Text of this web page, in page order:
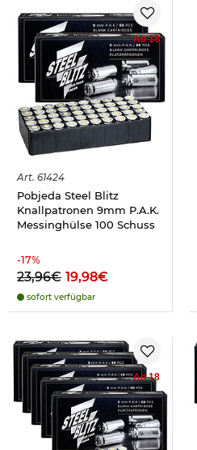
Ab 18
Art. 61424
Pobjeda Steel Blitz
Knallpatronen 9mm P.A.K.
Messinghülse 100 Schuss
-17%
23,96€ 19,98€
sofort verfügbar
Ab 18